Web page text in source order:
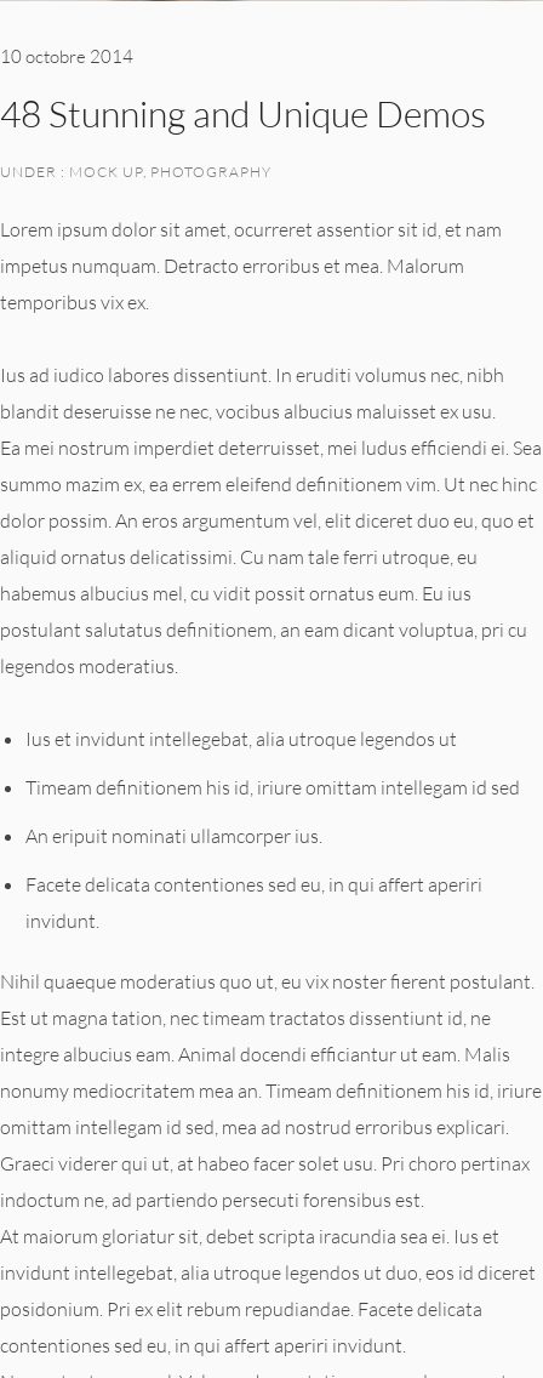
10 octobre 2014
48 Stunning and Unique Demos
UNDER : MOCK UP PHOTOGRAPHY
Lorem ipsum dolor sit amet, ocurreret assentior sit id, et nam
impetus numquam. Detracto erroribus et mea. Malorum
temporibus vix ex.
Ius ad iudico labores dissentiunt. In eruditi volumus nec, nibh
blandit deseruisse ne nec, vocibus albucius maluisset ex usu.
Ea mei nostrum imperdiet deterruisset, mei ludus efficiendi ei. Sea
summo mazim ex, ea errem eleifend definitionem vim. Ut nec hinc
dolor possim. An eros argumentum vel, elit diceret duo eu, quo et
aliquid ornatus delicatissimi. Cu nam tale ferri utroque, eu
habemus albucius mel, cu vidit possit ornatus eum. Eu ius
postulant salutatus definitionem, an eam dicant voluptua, pri cu
legendos moderatius.
Ius et invidunt intellegebat, alia utroque legendos ut
Timeam definitionem his id, iriure omittam intellegam id sed
An eripuit nominati ullamcorper ius.
Facete delicata contentiones sed eu, in qui affert aperiri
invidunt.
Nihil quaeque moderatius quo ut, eu vix noster fierent postulant.
Est ut magna tation, nec timeam tractatos dissentiunt id, ne
integre albucius eam. Animal docendi efficiantur ut eam. Malis
nonumy mediocritatem mea an. Timeam definitionem his id, iriure
omittam intellegam id sed, mea ad nostrud erroribus explicari.
Graeci viderer qui ut, at habeo facer solet usu. Pri choro pertinax
indoctum ne, ad partiendo persecuti forensibus est.
At maiorum gloriatur sit, debet scripta iracundia sea ei. Ius et
invidunt intellegebat, alia utroque legendos ut duo, eos id diceret
posidonium. Pri ex elit rebum repudiandae. Facete delicata
contentiones sed eu, in qui affert aperiri invidunt.